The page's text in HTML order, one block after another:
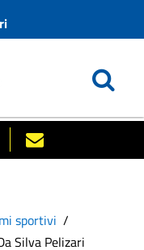
sportivi
Silva Pelizari